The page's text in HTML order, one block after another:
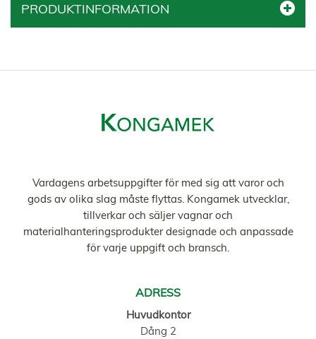
PRODUKTINFORMATION
Vardagens arbetsuppgifter för med sig att varor och
gods av olika slag måste flyttas. Kongamek utvecklar,
tillverkar och säljer vagnar och
materialhanteringsprodukter designade och anpassade
för varje uppgift och bransch.
ADRESS
Huvudkontor
Dång 2